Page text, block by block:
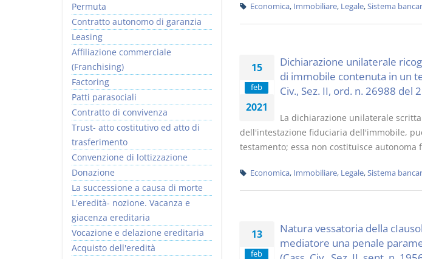
Economica, Immobiliare, Legale,Sistema
15
feb
2021
Dichiarazione unilaterale
di immobile contenuta in un
Civ., Sez. II, ord. n. 26988 del
La dichiarazione unilaterale
dell'intestazione fiduciaria dell'immobile,
testamento; essa non costituisce autonoma
Economica, Immobiliare, Legale,Sistema
13
feb
Natura vessatoria della
mediatore una penale
Permuta
Contratto autonomo di garanzia
Leasing
Affiliazione commerciale
(Franchising)
Factoring
Patti parasociali
Contratto di convivenza
Trust- atto costitutivo ed atto di
trasferimento
Convenzione di lottizzazione
Donazione
La successione a causa di morte
L'eredità- nozione. Vacanza e
giacenza ereditaria
Vocazione e delazione ereditaria
Acquisto dell'eredità